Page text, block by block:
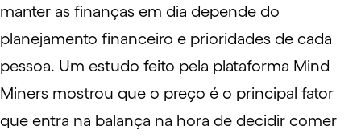
manter as finanças em dia depende do
planejamento financeiro e prioridades de cada
pessoa. Um estudo feito pela plataforma Mind
Miners mostrou que o preço é o principal fator
que entra na balança na hora de decidir comer